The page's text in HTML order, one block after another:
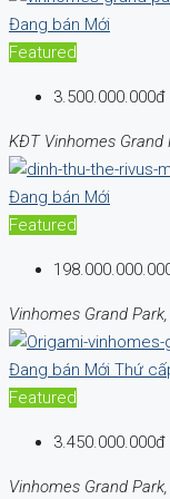
Đang bán Mới
Featured
3.500.000.000đ
KĐT Vinhomes Grand
Đang bán Mới
Featured
Vinhomes Grand
Đang bán Mới Thứ
Featured
3.450.000.000đ
Vinhomes Grand